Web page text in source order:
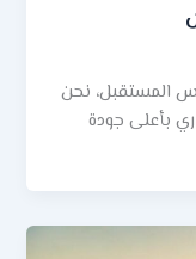
المستقبل، نحن
بأعلى جودة